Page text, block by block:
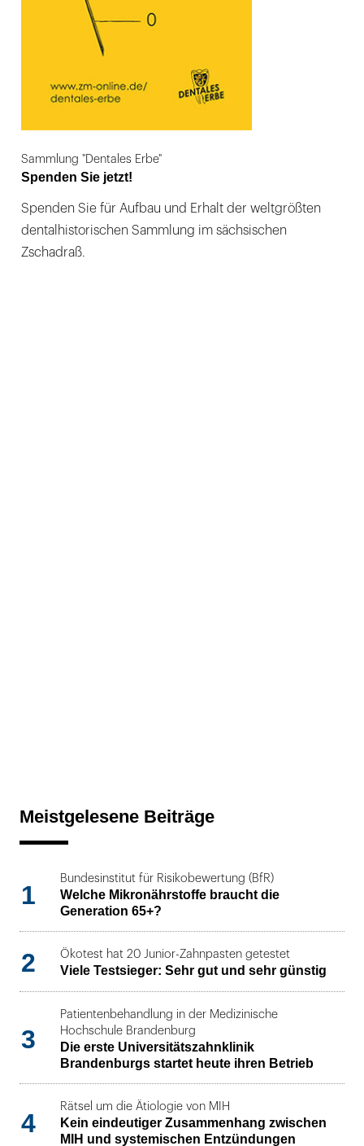
Sammlung "Dentales Erbe"
Spenden Sie jetzt!
Spenden Sie für Aufbau und Erhalt der weltgrößten
dentalhistorischen Sammlung im sächsischen
Zschadraß.
Meistgelesene Beiträge
1
Bundesinstitut für Risikobewertung (BfR)
Welche Mikronährstoffe braucht die
Generation 65+?
2 Ökotest hat 20 Junior-Zahnpasten getestet
Viele Testsieger: Sehr gut und sehr günstig
3
Patientenbehandlung in der Medizinische
Hochschule Brandenburg
Die erste Universitätszahnklinik
Brandenburgs startet heute ihren Betrieb
4
Rätsel um die Ätiologie von MIH
Kein eindeutiger Zusammenhang zwischen
MIH und systemischen Entzündungen